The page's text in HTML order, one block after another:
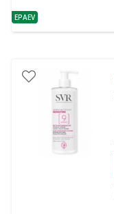
nõuanne
EPAEV